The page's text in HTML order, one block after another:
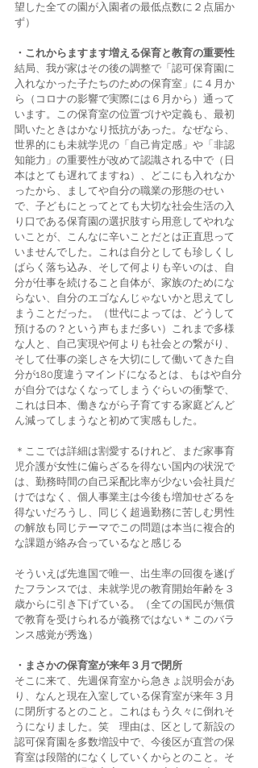
望した全ての園が入園者の最低点数に２点届か
ず）
・これからますます増える保育と教育の重要性
結局、我が家はその後の調整で「認可保育園に
入れなかった子たちのための保育室」に４月か
ら（コロナの影響で実際には６月から）通って
います。この保育室の位置づけや定義も、最初
聞いたときはかなり抵抗があった。なぜなら、
世界的にも未就学児の「自己肯定感」や「非認
知能力」の重要性が改めて認識される中で（日
本はとても遅れてますね）、どこにも入れなか
ったから、ましてや自分の職業の形態のせい
で、子どもにとってとても大切な社会生活の入
り口である保育園の選択肢すら用意してやれな
いことが、こんなに辛いことだとは正直思って
いませんでした。これは自分としても珍しくし
ばらく落ち込み、そして何よりも辛いのは、自
分が仕事を続けること自体が、家族のためにな
らない、自分のエゴなんじゃないかと思えてし
まうことだった。（世代によっては、どうして
預けるの？という声もまだ多い）これまで多様
な人と、自己実現や何よりも社会との繋がり、
そして仕事の楽しさを大切にして働いてきた自
分が180度違うマインドになるとは、もはや自分
が自分ではなくなってしまうぐらいの衝撃で、
これは日本、働きながら子育てする家庭どんど
ん減ってしまうなと初めて実感もした。
＊ここでは詳細は割愛するけれど、まだ家事育
児介護が女性に偏らざるを得ない国内の状況で
は、勤務時間の自己采配比率が少ない会社員だ
けではなく、個人事業主は今後も増加せざるを
得ないだろうし、同じく超過勤務に苦しむ男性
の解放も同じテーマでこの問題は本当に複合的
な課題が絡み合っているなと感じる
そういえば先進国で唯一、出生率の回復を遂げ
たフランスでは、未就学児の教育開始年齢を３
歳からに引き下げている。（全ての国民が無償
で教育を受けられるが義務ではない＊このバラ
ンス感覚が秀逸）
・まさかの保育室が来年３月で閉所
そこに来て、先週保育室から急きょ説明会があ
り、なんと現在入室している保育室が来年３月
に閉所するとのこと。これはもう久々に倒れそ
うになりました。笑　理由は、区として新設の
認可保育園を多数増設中で、今後区が直営の保
育室は段階的になくしていくからとのこと。そ